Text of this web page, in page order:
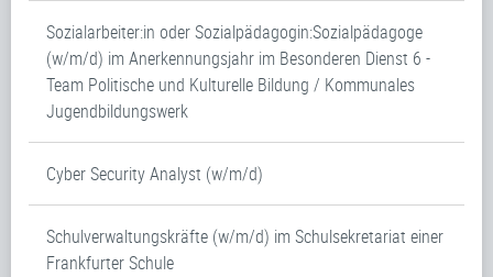
Sozialarbeiter:in oder Sozialpädagogin:Sozialpädagoge
(w/m/d) im Anerkennungsjahr im Besonderen Dienst 6 -
Team Politische und Kulturelle Bildung / Kommunales
Jugendbildungswerk
Cyber Security Analyst (w/m/d)
Schulverwaltungskräfte (w/m/d) im Schulsekretariat einer
Frankfurter Schule